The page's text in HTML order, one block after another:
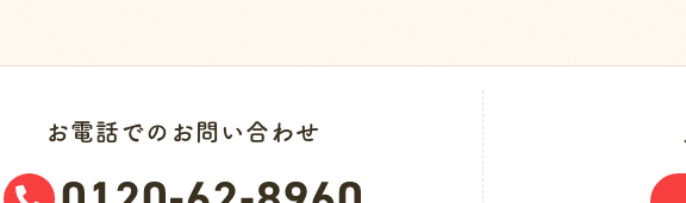
お電話でのお問い合わせ